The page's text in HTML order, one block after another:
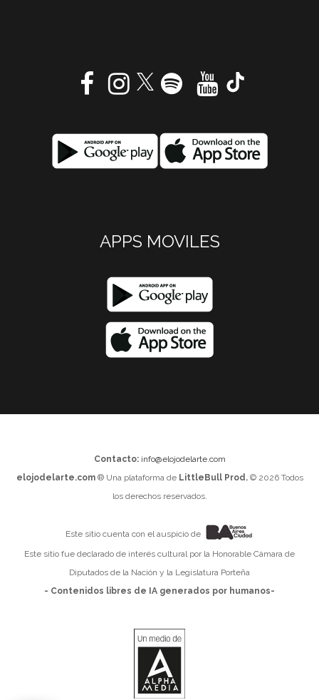
APPS MOVILES
Contacto: info@elojodelarte.com
elojodelarte.com® Una plataforma de LittleBull Prod.© 2026 Todos
los derechos reservados.
Este sitio cuenta con el auspicio de
Este sitio fue declarado de interés cultural por la Honorable Cámara de
Diputados de la Nación y la Legislatura Porteña
- Contenidos libres de IA generados por humanos-